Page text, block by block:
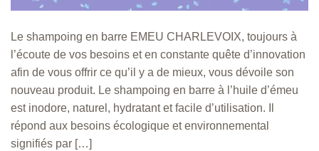
Le shampoing en barre EMEU CHARLEVOIX, toujours à
l’écoute de vos besoins et en constante quête d’innovation
afin de vous offrir ce qu’il y a de mieux, vous dévoile son
nouveau produit. Le shampoing en barre à l’huile d’émeu
est inodore, naturel, hydratant et facile d’utilisation. Il
répond aux besoins écologique et environnemental
signifiés par […]